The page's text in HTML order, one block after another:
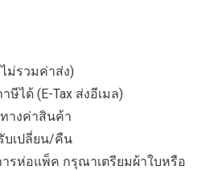
ไม่รวมค่าส่ง)
ได้ (E-Tax ส่งอีเมล)
ทางค่าสินค้า
บเปลี่ยน/คืน
รห่อแพ็ค กรุณาเตรียมผ้าใบหรือ